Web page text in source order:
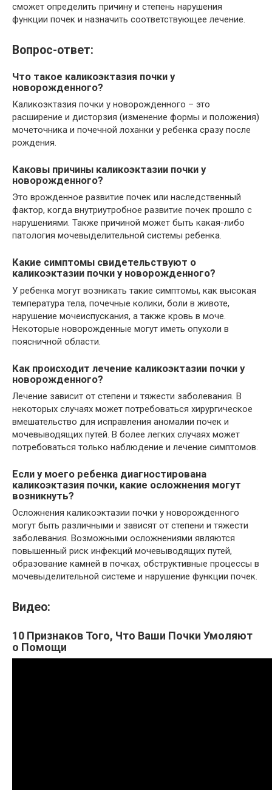
сможет определить причину и степень нарушения
функции почек и назначить соответствующее лечение.
Вопрос-ответ:
Что такое каликоэктазия почки у
новорожденного?
Каликоэктазия почки у новорожденного – это
расширение и дисторзия (изменение формы и положения)
мочеточника и почечной лоханки у ребенка сразу после
рождения.
Каковы причины каликоэктазии почки у
новорожденного?
Это врожденное развитие почек или наследственный
фактор, когда внутриутробное развитие почек прошло с
нарушениями. Также причиной может быть какая-либо
патология мочевыделительной системы ребенка.
Какие симптомы свидетельствуют о
каликоэктазии почки у новорожденного?
У ребенка могут возникать такие симптомы, как высокая
температура тела, почечные колики, боли в животе,
нарушение мочеиспускания, а также кровь в моче.
Некоторые новорожденные могут иметь опухоли в
поясничной области.
Как происходит лечение каликоэктазии почки у
новорожденного?
Лечение зависит от степени и тяжести заболевания. В
некоторых случаях может потребоваться хирургическое
вмешательство для исправления аномалии почек и
мочевыводящих путей. В более легких случаях может
потребоваться только наблюдение и лечение симптомов.
Если у моего ребенка диагностирована
каликоэктазия почки, какие осложнения могут
возникнуть?
Осложнения каликоэктазии почки у новорожденного
могут быть различными и зависят от степени и тяжести
заболевания. Возможными осложнениями являются
повышенный риск инфекций мочевыводящих путей,
образование камней в почках, обструктивные процессы в
мочевыделительной системе и нарушение функции почек.
Видео:
10 Признаков Того, Что Ваши Почки Умоляют
о Помощи